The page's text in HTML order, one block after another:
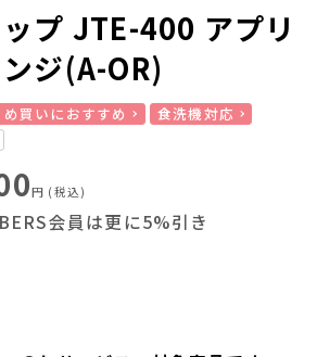
プ JTE-400 アプリ
ジ(A-OR)
め買いにおすすめ
食洗機対応
円 (税込)
会員は更に5%引き